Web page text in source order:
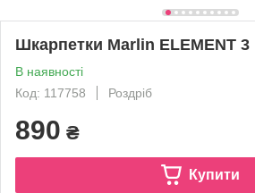
Шкарпетки Marlin ELEMENT
В наявності
Код: 117758
Роздріб
890 ₴
Купити